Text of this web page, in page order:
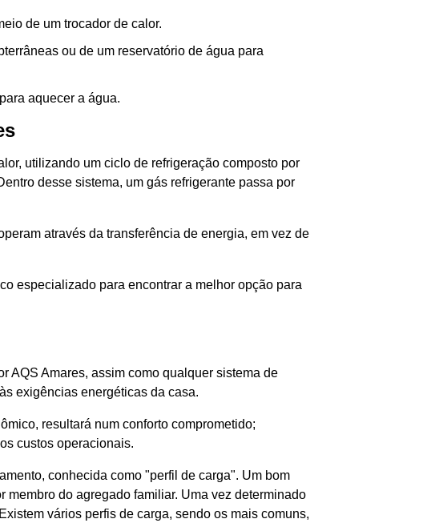
de um trocador de calor.
ou de um reservatório de água para
aquecer a água.
utilizando um ciclo de refrigeração composto por
desse sistema, um gás refrigerante passa por
através da transferência de energia, em vez de
especializado para encontrar a melhor opção para
AQS Amares, assim como qualquer sistema de
exigências energéticas da casa.
resultará num conforto comprometido;
custos operacionais.
conhecida como "perfil de carga". Um bom
do agregado familiar. Uma vez determinado
vários perfis de carga, sendo os mais comuns,